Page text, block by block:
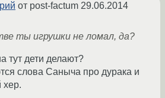
от post-factum 29.06.2014
ты игрушки не ломал, да?
тут дети делают?
слова Саныча про дурака и
хер.